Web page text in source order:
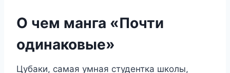
О чем манга «Почти
одинаковые»
Цубаки, самая умная студентка школы,